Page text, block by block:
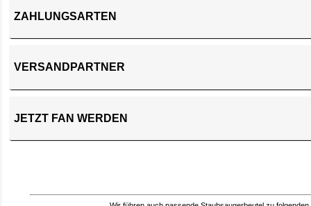
ZAHLUNGSARTEN
VERSANDPARTNER
JETZT FAN WERDEN